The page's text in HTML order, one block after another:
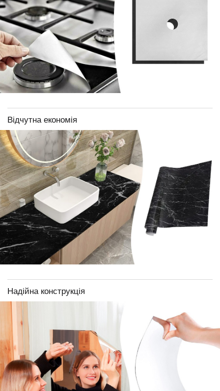
Відчутна економія
Надійна конструкція